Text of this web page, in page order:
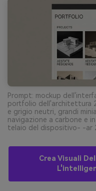
Prompt: mockup
portfolio dell'architettura
e grigio neutri, grandi
navigazione a carbone e
telaio del dispositivo- -ar
Crea Visuali